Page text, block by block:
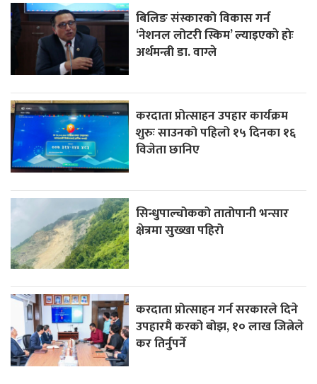
बिलिङ संस्कारको विकास गर्न
‘नेशनल लोटरी स्किम’ ल्याइएकाे हाेः
अर्थमन्त्री डा. वाग्ले
करदाता प्रोत्साहन उपहार कार्यक्रम
शुरुः साउनको पहिलो १५ दिनका १६
विजेता छानिए
सिन्धुपाल्चोकको तातोपानी भन्सार
क्षेत्रमा सुख्खा पहिरो
करदाता प्रोत्साहन गर्न सरकारले दिने
उपहारमै करको बोझ, १० लाख जित्नेले
कर तिर्नुपर्ने